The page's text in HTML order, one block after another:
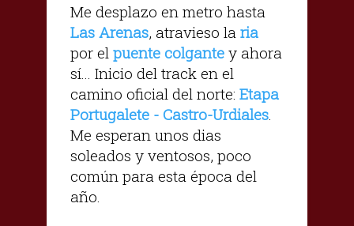
Me desplazo en metro hasta
Las Arenas, atravieso la ria
por el puente colgante y ahora
sí... Inicio del track en el
camino oficial del norte: Etapa
Portugalete - Castro-Urdiales
Me esperan unos dias
soleados y ventosos, poco
común para esta época del
año.